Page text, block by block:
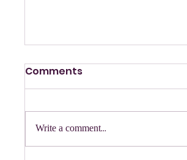
תחרות אתלטיקה
Comments
Write a comment...